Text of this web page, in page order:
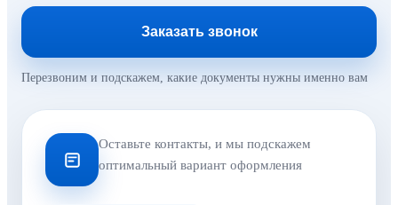
Заказать звонок
Перезвоним и подскажем, какие документы нужны именно вам
Оставьте контакты, и мы подскажем
оптимальный вариант оформления